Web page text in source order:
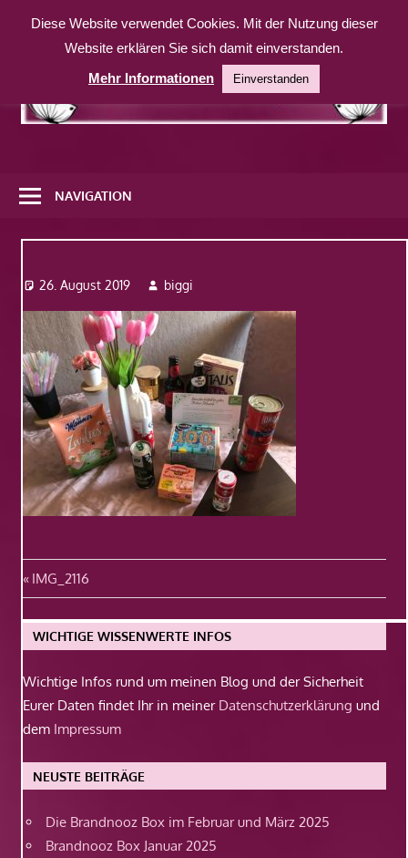
Inhalt
weitere
Website
NAVIGATION
26. August 2019 biggi
Beitragsnavigation
Vorheriger
Beitrag:
IMG_2116
WICHTIGE WISSENWERTE INFOS
Wichtige Infos rund um meinen Blog und der Sicherheit
Eurer Daten findet Ihr in meiner Datenschutzerklärung und
dem Impressum
NEUSTE BEITRÄGE
Die Brandnooz Box im Februar und März 2025
Brandnooz Box Januar 2025
Diese Website verwendet Cookies. Mit der Nutzung dieser
Website erklären Sie sich damit einverstanden.
Mehr Informationen
Einverstanden